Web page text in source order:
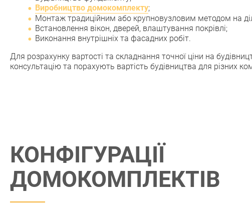
Виробництво домокомплекту;
Монтаж традиційним або крупновузловим методом на
Встановлення вікон, дверей, влаштування покрівлі;
Виконання внутрішніх та фасадних робіт.
Для розрахунку вартості та складнання точної ціни на
консультацію та порахують вартість будівництва для різних
КОНФIГУРАЦIЇ
ДОМОКОМПЛЕКТIВ